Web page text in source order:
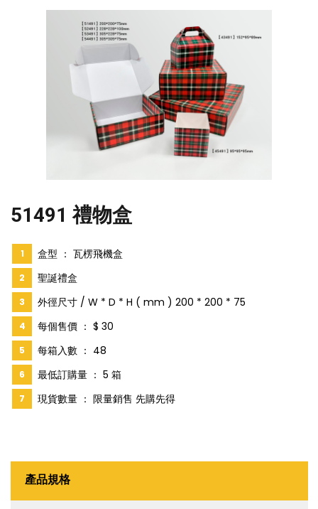
51491 禮物盒
盒型 ： 瓦楞飛機盒
聖誕禮盒
外徑尺寸 / W * D * H ( mm ) 200 * 200 * 75
每個售價 ： $ 30
每箱入數 ： 48
最低訂購量 ： 5 箱
現貨數量 ： 限量銷售 先購先得
產品規格